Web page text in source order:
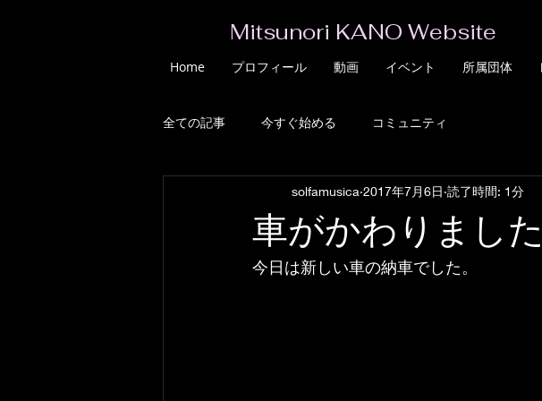
Mitsunori KANO Website
Home プロフィール 動画 イベント 所属団体
全ての記事 今すぐ始める コミュニティ
車がかわりました
solfamusica 2017年7月6日 読了時間: 1分
今日は新しい車の納車でした。